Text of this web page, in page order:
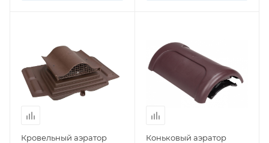
Кровельный аэратор
Коньковый аэратор